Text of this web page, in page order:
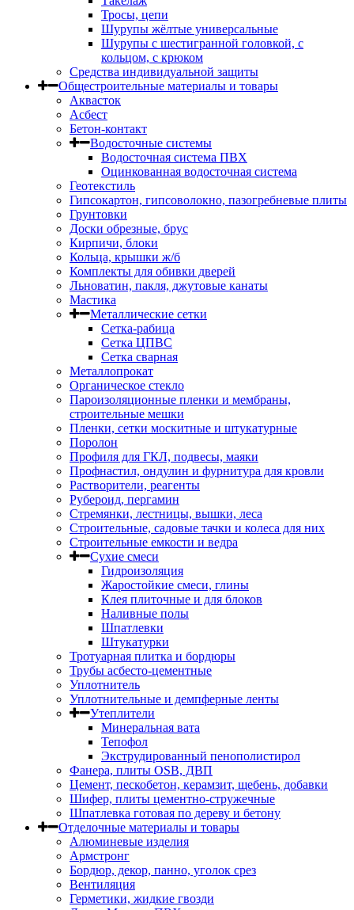
Тросы, цепи
Шурупы жёлтые универсальные
Шурупы с шестигранной головкой, с
кольцом, с крюком
Средства индивидуальной защиты
Общестроительные материалы и товары
Аквасток
Асбест
Бетон-контакт
Водосточные системы
Водосточная система ПВХ
Оцинкованная водосточная система
Геотекстиль
Гипсокартон, гипсоволокно, пазогребневые плиты
Грунтовки
Доски обрезные, брус
Кирпичи, блоки
Кольца, крышки ж/б
Комплекты для обивки дверей
Льноватин, пакля, джутовые канаты
Мастика
Металлические сетки
Сетка-рабица
Сетка ЦПВС
Сетка сварная
Металлопрокат
Органическое стекло
Пароизоляционные пленки и мембраны,
строительные мешки
Пленки, сетки москитные и штукатурные
Поролон
Профиля для ГКЛ, подвесы, маяки
Профнастил, ондулин и фурнитура для кровли
Растворители, реагенты
Рубероид, пергамин
Стремянки, лестницы, вышки, леса
Строительные, садовые тачки и колеса для них
Строительные емкости и ведра
Сухие смеси
Гидроизоляция
Жаростойкие смеси, глины
Клея плиточные и для блоков
Наливные полы
Шпатлевки
Штукатурки
Тротуарная плитка и бордюры
Трубы асбесто-цементные
Уплотнитель
Уплотнительные и демпферные ленты
Утеплители
Минеральная вата
Тепофол
Экструдированный пенополистирол
Фанера, плиты OSB, ДВП
Цемент, пескобетон, керамзит, щебень, добавки
Шифер, плиты цементно-стружечные
Шпатлевка готовая по дереву и бетону
Отделочные материалы и товары
Алюминевые изделия
Армстронг
Бордюр, декор, панно, уголок срез
Вентиляция
Герметики, жидкие гвозди